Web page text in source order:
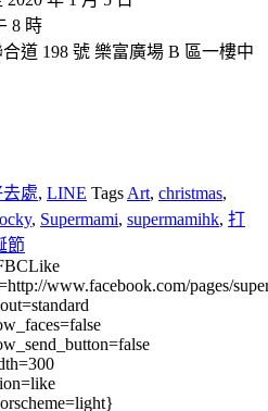
8 時
道 198 號 樂富廣場 B 區一樓中
處, LINE Tags Art, christmas,
, Supermami, supermamihk, 打
節
www.facebook.com/pages/